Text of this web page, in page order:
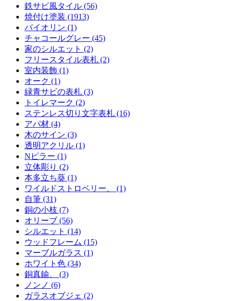
鉄サビ風タイル (56)
焼付け塗装 (1913)
バイオリン (1)
チャコールグレー (45)
家のシルエット (2)
フリースタイル表札 (2)
室内装飾 (1)
オーク (1)
緑青サビの表札 (3)
トイレマーク (2)
ステンレス切り文字表札 (16)
アパ材 (4)
木のサイン (3)
透明アクリル (1)
Nピラー (1)
立体彫り (2)
本多立ち葵 (1)
ワイルドストロベリー、 (1)
自筆 (31)
銅の小枝 (7)
オリーブ (56)
シルエット (14)
ウッドフレーム (15)
マーブルガラス (1)
ホワイト色 (34)
銅真鍮、 (3)
ノンノ (6)
ガラスオブジェ (2)